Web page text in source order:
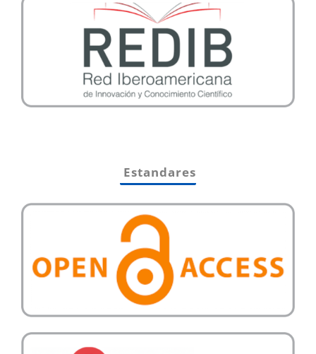
Estandares